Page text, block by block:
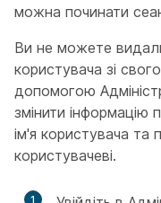
можна починати
Ви не можете
користувача зі
допомогою
змінити інформацію
ім'я користувача та
користувачеві.
1